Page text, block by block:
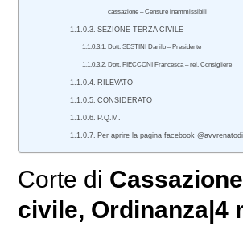
cassazione – Censure inammissibili
SEZIONE TERZA CIVILE
Dott. SESTINI Danilo – Presidente
Dott. FIECCONI Francesca – rel. Consigliere
RILEVATO
CONSIDERATO
P.Q.M.
Per aprire la pagina facebook
Corte di
civile, Ordinanza|4